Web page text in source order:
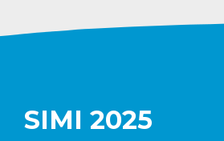
SIMI 2025